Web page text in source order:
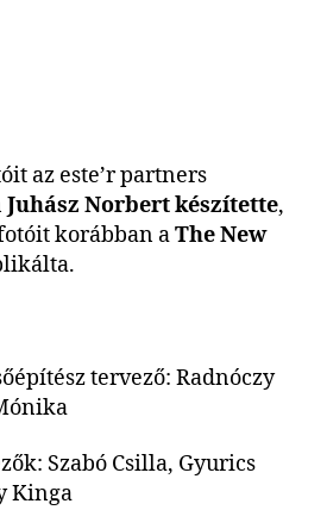
az este’r partners
Juhász Norbert készítette,
korábban aThe New
tervező: Radnóczy
Szabó Csilla, Gyurics
Kinga